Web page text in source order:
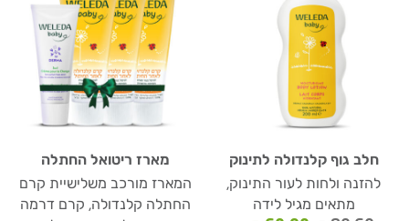
חלב גוף קלנדולה לתינוק
להזנה ולחות לעור התינוק,
מתאים מגיל לידה
מארז ריטואל החתלה
המארז מורכב משלישיית קרם
החתלה קלנדולה, קרם דרמה